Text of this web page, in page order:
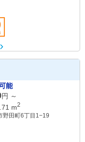
能
円 ～
m2
野田町6丁目1−19